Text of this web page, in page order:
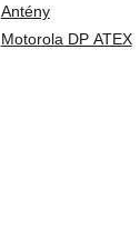
Antény
Motorola DP ATEX